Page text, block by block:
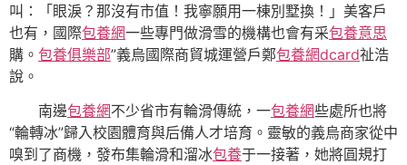
叫：「眼淚？那沒有市值！我寧願用一棟別墅換！」美客戶
也有，國際包養網一些專門做滑雪的機構也會有采包養意思
購。 包養俱樂部”義烏國際商貿城運營戶鄭包養網dcard祉浩
說。
南邊包養網不少省市有輪滑傳統，一包養網些處所也將
“輪轉冰”歸入校園體育與后備人才培育。靈敏的義烏商家從中
嗅到了商機，發布集輪滑和溜冰包養于一接著，她將圓規打